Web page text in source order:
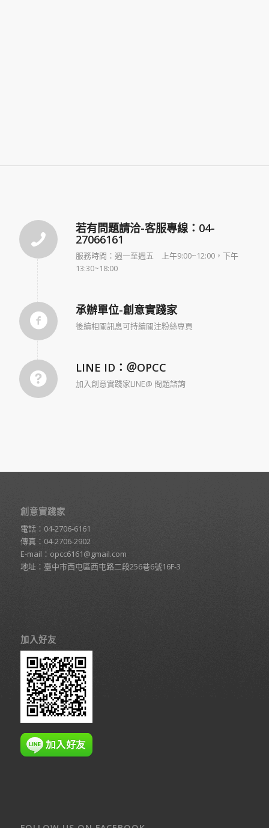
若有問題請洽-客服專線：04-
27066161
服務時間：週一至週五 上午9:00~12:00，下午
13:30~18:00
承辦單位-創意實踐家
後續相關訊息可持續關注粉絲專頁
LINE ID：＠OPCC
加入創意實踐家LINE@ 問題諮詢
創意實踐家
電話： 04-2706-6161
傳真：04-2706-2902
E-mail： opcc6161@gmail.com
地址：臺中市西屯區西屯路二段256巷6號16F-3
加入好友